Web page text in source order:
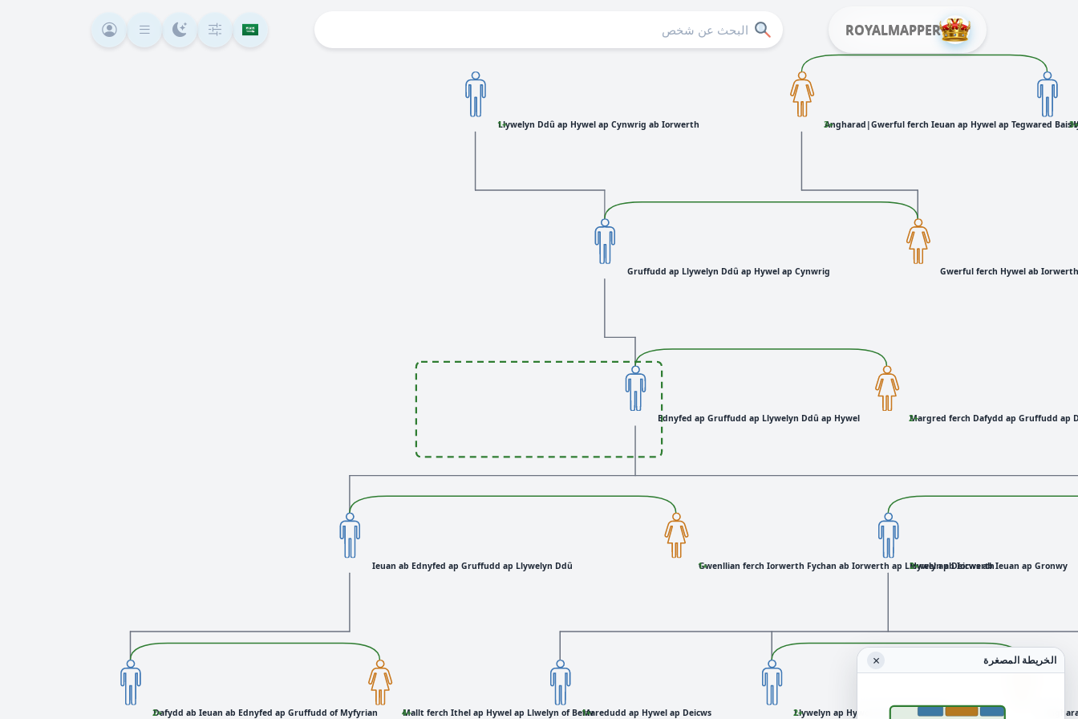
ROYALMAPPER
Dafydd ab Ieuan ab Ednyfed ap Gruffudd of Myfyrian
+2
Ieuan ab Ednyfed ap Gruffudd ap Llywelyn Ddû
Ednyfed ap Gruffudd ap Llywelyn Ddû ap Hywel
Gruffudd ap Llywelyn Ddû ap Hywel ap Cynwrig Gwerful ferch Hywel ab
Margred ferch Dafydd ap Gruffudd ap
+2
Gwenllian ferch Iorwerth Fychan ab Iorwerth ap Llewelyn ab Iorwerth
+1
Mallt ferch Ithel ap Hywel ap Llwelyn of Berw
+4
Hywel ap Deicws ab Ieuan ap Gronwy
+2
Maredudd ap Hywel ap Deicws
+1 Llywelyn ap Hywel ap Dicws ab Ieuan
+2
Llywelyn Ddû ap Hywel ap Cynwrig ab Iorwerth
+1 Angharad|Gwerful ferch Ieuan ap Hywel ap Tegwared Bais
+3 +3
الخريطة المصغرة ×